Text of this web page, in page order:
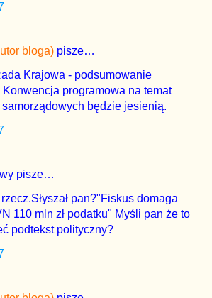
bloga) pisze…
Krajowa - podsumowanie
Konwencja programowa na temat
będzie jesienią.
pisze…
pan?"Fiskus domaga
110 mln zł podatku" Myśli pan że to
podtekst polityczny?